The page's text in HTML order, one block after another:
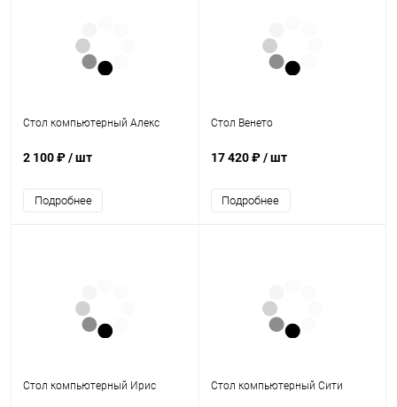
Стол компьютерный Алекс
2 100 ₽/ шт
Подробнее
Стол Венето
17 420 ₽/ шт
Подробнее
Стол компьютерный Ирис Стол компьютерный Сити